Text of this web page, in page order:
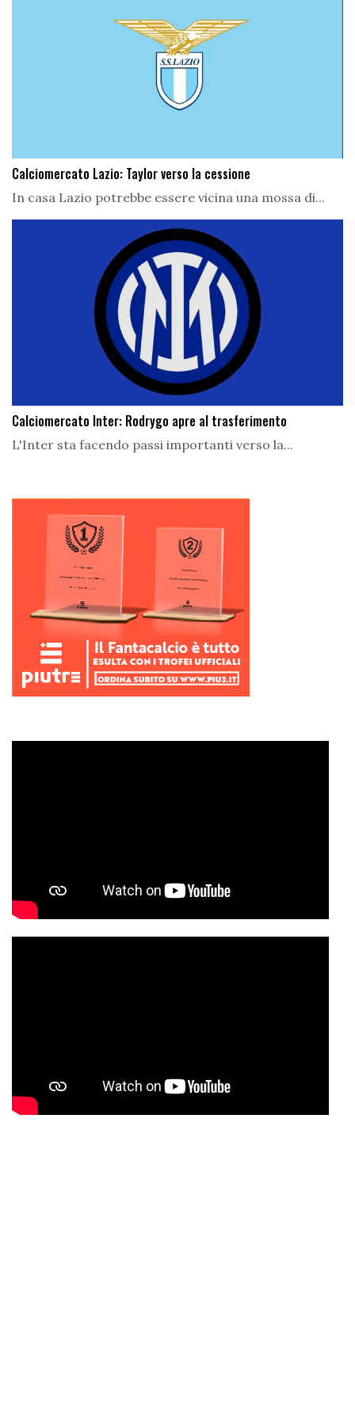
Calciomercato Lazio: Taylor verso la cessione
In casa Lazio potrebbe essere vicina una mossa di...
Calciomercato Inter: Rodrygo apre al trasferimento
L'Inter sta facendo passi importanti verso la...